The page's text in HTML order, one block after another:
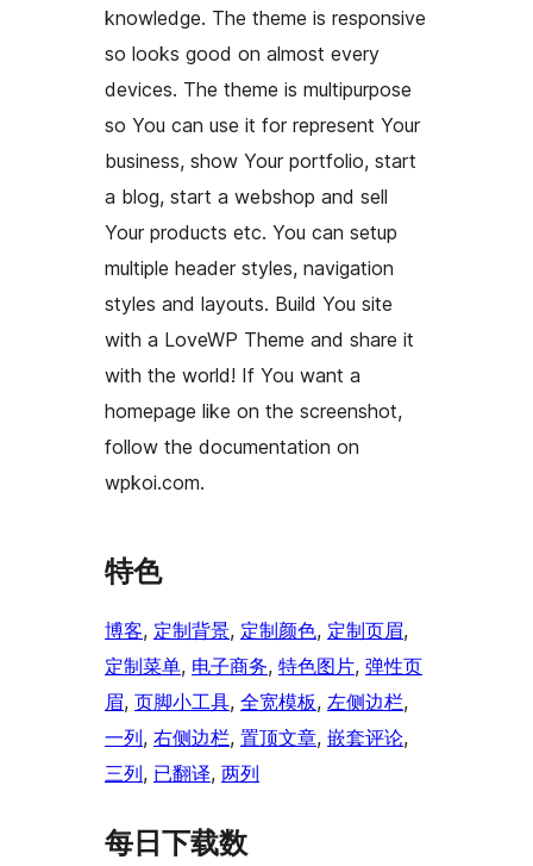
knowledge. The theme is responsive
so looks good on almost every
devices. The theme is multipurpose
so You can use it for represent Your
business, show Your portfolio, start
a blog, start a webshop and sell
Your products etc. You can setup
multiple header styles, navigation
styles and layouts. Build You site
with a LoveWP Theme and share it
with the world! If You want a
homepage like on the screenshot,
follow the documentation on
wpkoi.com.
特色
博客, 定制背景, 定制颜色, 定制页眉
定制菜单, 电子商务, 特色图片, 弹性页
眉, 页脚小工具, 全宽模板, 左侧边栏
一列, 右侧边栏, 置顶文章, 嵌套评论
三列, 已翻译, 两列
每日下载数